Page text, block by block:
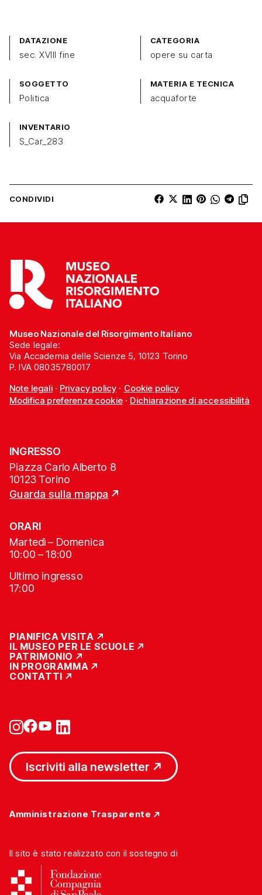
DATAZIONE
sec. XVIII fine
CATEGORIA
opere su carta
SOGGETTO
Politica
MATERIA E TECNICA
acquaforte
INVENTARIO
S_Car_283
CONDIVIDI
Museo Nazionale del Risorgimento Italiano
Sede legale:
Via Accademia delle Scienze 5, 10123 Torino
P. IVA 08035780017
Note legali· Privacy policy · Cookie policy
Modifica preferenze cookie· Dichiarazione di accessibilità
INGRESSO
Piazza Carlo Alberto 8
10123 Torino
Guarda sulla mappa
ORARI
Martedì – Domenica
10:00 – 18:00
Ultimo ingresso
17:00
PIANIFICA VISITA
IL MUSEO PER LE SCUOLE
PATRIMONIO
IN PROGRAMMA
CONTATTI
Iscriviti alla newsletter
Amministrazione Trasparente
Il sito è stato realizzato con il sostegno di